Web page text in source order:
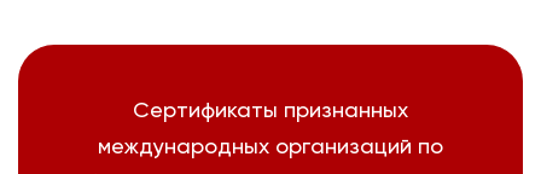
Сертификаты признанных
международных организаций по